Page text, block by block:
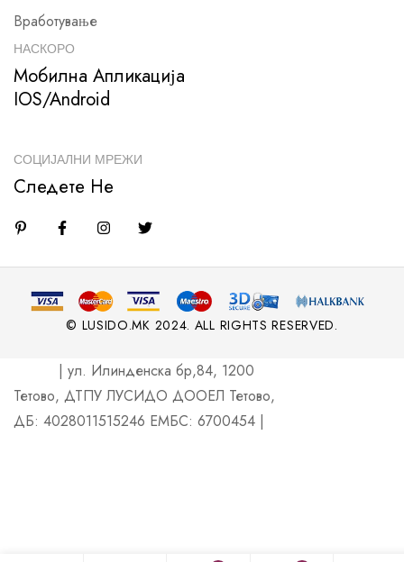
Вработување
НАСКОРО
Мобилна Апликација
IOS/Android
СОЦИЈАЛНИ МРЕЖИ
Следете Не
© LUSIDO.MK 2024. ALL RIGHTS RESERVED.
| ул. Илинденска бр,84, 1200
Тетово, ДТПУ ЛУСИДО ДООЕЛ Тетово,
ДБ: 4028011515246 ЕМБС: 6700454 |